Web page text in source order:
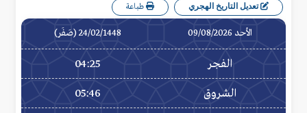
طباعة تعديل التاريخ الهجري
الأحد 09/08/2026 24/02/1448 (صَفَر)
الفجر 04:25
الشروق 05:46